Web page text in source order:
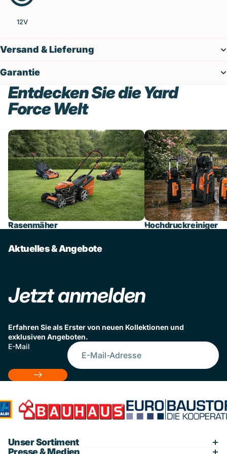
12V
Versand & Lieferung
Garantie
Entdecken Sie die Yard
Force Welt
Rasenmäher
Rasenmäher
Hochdruckreiniger
Hochdruckreiniger
Aktuelles & Angebote
Jetzt anmelden
Erfahren Sie als Erster von neuen Kollektionen und
exklusiven Angeboten.
E-Mail
Unser Sortiment
Presse & Medien